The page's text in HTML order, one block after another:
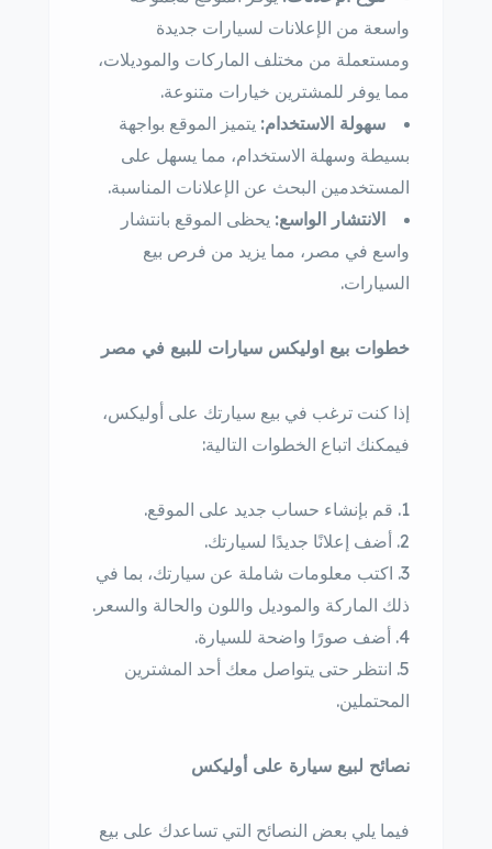
واسعة من الإعلانات لسيارات جديدة
ومستعملة من مختلف الماركات والموديلات،
مما يوفر للمشترين خيارات متنوعة.
سهولة الاستخدام: يتميز الموقع بواجهة
بسيطة وسهلة الاستخدام، مما يسهل على
المستخدمين البحث عن الإعلانات المناسبة.
الانتشار الواسع: يحظى الموقع بانتشار
واسع في مصر، مما يزيد من فرص بيع
السيارات.
خطوات بيع اوليكس سيارات للبيع في مصر
إذا كنت ترغب في بيع سيارتك على أوليكس،
فيمكنك اتباع الخطوات التالية:
قم بإنشاء حساب جديد على الموقع.
أضف إعلانًا جديدًا لسيارتك.
اكتب معلومات شاملة عن سيارتك، بما في
ذلك الماركة والموديل واللون والحالة والسعر.
أضف صورًا واضحة للسيارة.
انتظر حتى يتواصل معك أحد المشترين
المحتملين.
نصائح لبيع سيارة على أوليكس
فيما يلي بعض النصائح التي تساعدك على بيع